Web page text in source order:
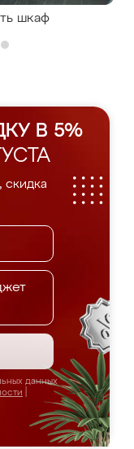
шкаф
В 5%
скидка
данных